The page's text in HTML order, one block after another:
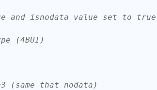
and isnodata value set to
(4BUI)
(same that nodata)